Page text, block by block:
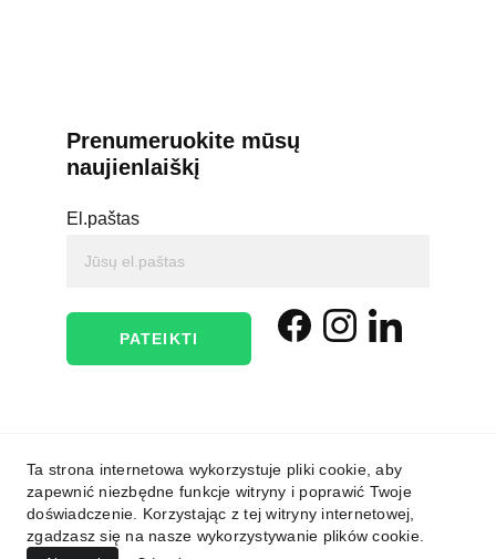
Prenumeruokite mūsų
naujienlaiškį
El.paštas
PATEIKTI
PINIGŲ IR PREKIŲ GRĄŽINIMO POLITIKA
PASLAUGŲ NAUDOJIMO TAISYKLĖS
Ta strona internetowa wykorzystuje pliki cookie, aby
zapewnić niezbędne funkcje witryny i poprawić Twoje
doświadczenie. Korzystając z tej witryny internetowej,
zgadzasz się na nasze wykorzystywanie plików cookie.